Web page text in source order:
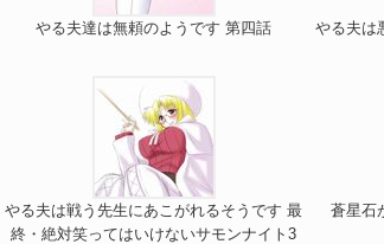
やる夫達は無頼のようです 第四話
やる夫は
やる夫は戦う先生にあこがれるそうです 最
終・絶対笑ってはいけないサモンナイト3
蒼星石